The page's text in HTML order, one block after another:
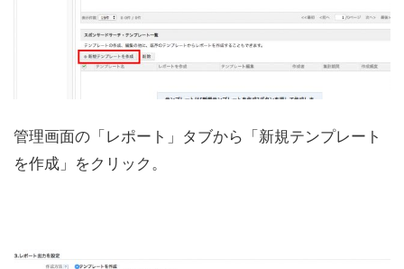
管理画面の「レポート」タブから「新規テンプレート
を作成」をクリック。